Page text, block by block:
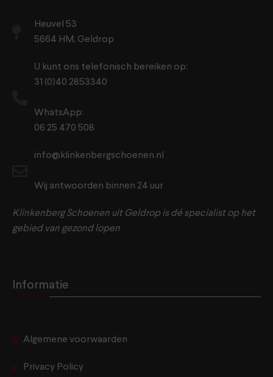
Heuvel 53
5664 HM, Geldrop
U kunt ons telefonisch bereiken op:
31 (0)40 2853340
WhatsApp:
06 25 470 508
info@klinkenbergschoenen.nl
Wij antwoorden binnen 24 uur
Klinkenberg Schoenen uit Geldrop is dé specialist op het
gebied van gezond lopen
Informatie
Algemene voorwaarden
Privacy Policy